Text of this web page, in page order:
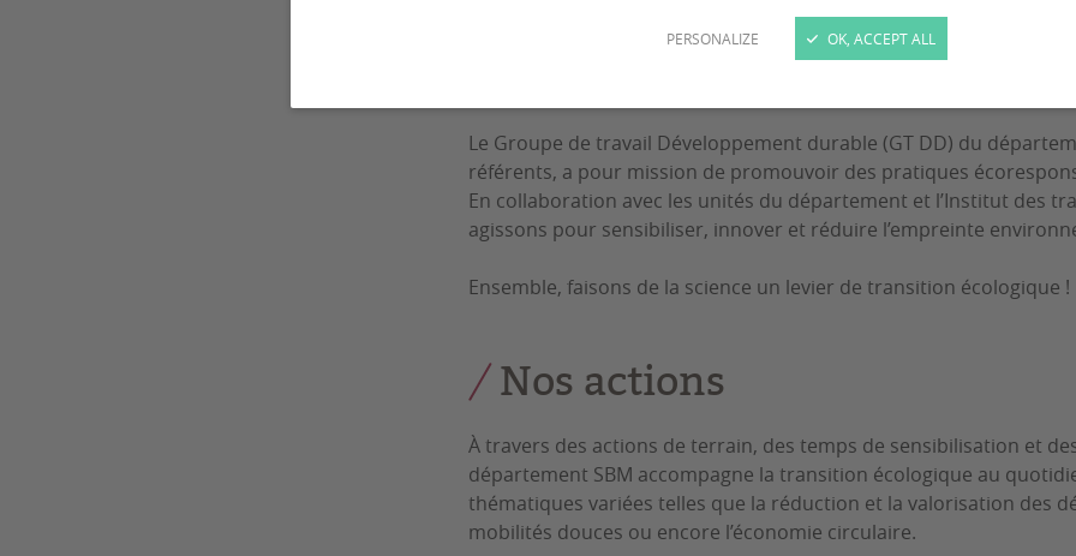
PERSONALIZE OK, ACCEPT ALL
Qui sommes-nous ?
Le Groupe de travail Développement durable (GT DD) du
référents, a pour mission de promouvoir des pratiques
En collaboration avec les unités du département et l’Institut des
agissons pour sensibiliser, innover et réduire l’empreinte
Ensemble, faisons de la science un levier de transition écologique !
Nos actions
À travers des actions de terrain, des temps de sensibilisation et
département SBM accompagne la transition écologique au
thématiques variées telles que la réduction et la valorisation des
mobilités douces ou encore l’économie circulaire.